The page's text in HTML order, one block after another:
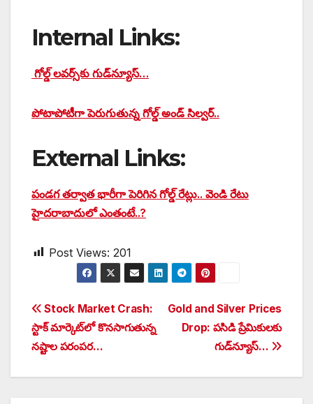
Internal Links:
గోల్డ్ లవర్స్‌కు గుడ్‌న్యూస్…
పోటాపోటీగా పెరుగుతున్న గోల్డ్ అండ్ సిల్వర్..
External Links:
పండగ తర్వాత భారీగా పెరిగిన గోల్డ్ రేట్లు.. వెండి రేటు
హైదరాబాదులో ఎంతంటే..?
Post Views: 201
Post
navigation
Gold and Silver Prices
Drop: పసిడి ప్రేమికులకు
గుడ్‌న్యూస్‌…
Stock Market Crash:
స్టాక్ మార్కెట్‌లో కొనసాగుతున్న
నష్టాల పరంపర…